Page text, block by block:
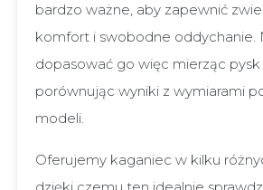
bardzo ważne, aby zapewnić
komfort i swobodne oddychanie.
dopasować go więc mierząc pysk
porównując wyniki z wymiarami
modeli.
Oferujemy kaganiec w kilku